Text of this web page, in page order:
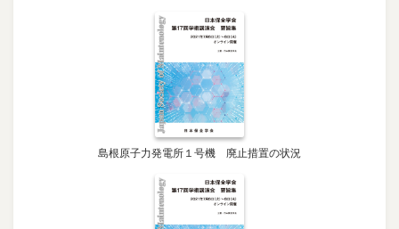
島根原子力発電所１号機 廃止措置の状況